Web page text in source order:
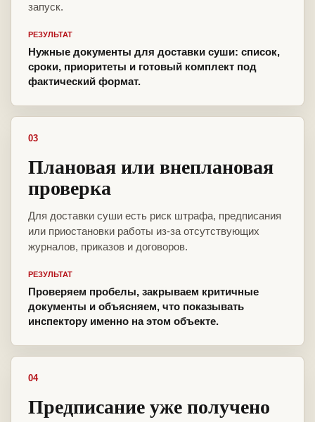
запуск.
РЕЗУЛЬТАТ
Нужные документы для доставки суши: список,
сроки, приоритеты и готовый комплект под
фактический формат.
03
Плановая или внеплановая
проверка
Для доставки суши есть риск штрафа, предписания
или приостановки работы из-за отсутствующих
журналов, приказов и договоров.
РЕЗУЛЬТАТ
Проверяем пробелы, закрываем критичные
документы и объясняем, что показывать
инспектору именно на этом объекте.
04
Предписание уже получено